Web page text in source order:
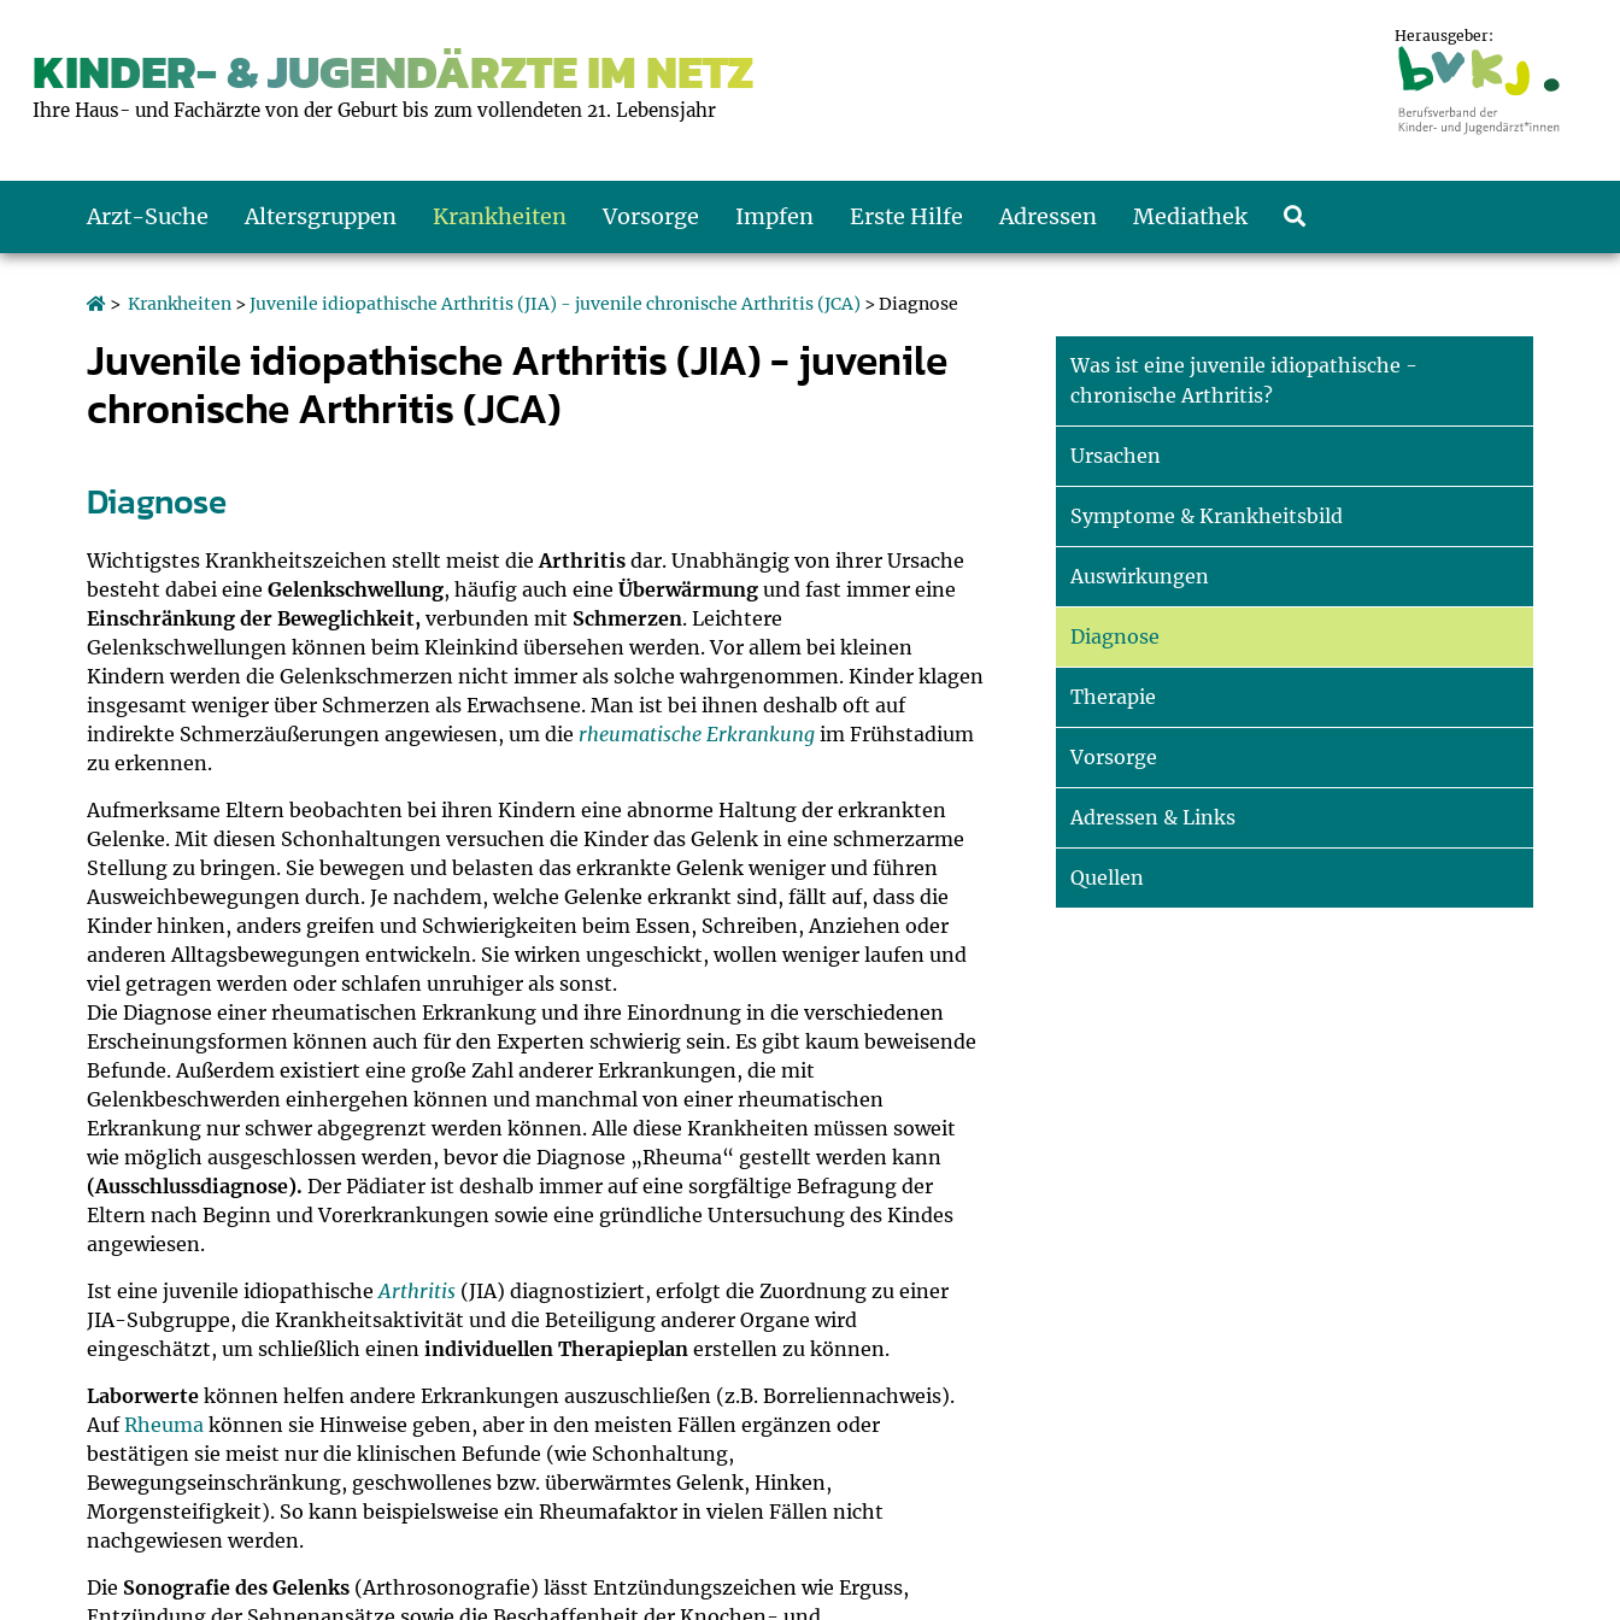
KINDER- & JUGENDÄRZTE IM NETZ
Ihre Haus- und Fachärzte von der Geburt bis zum vollendeten 21. Lebensjahr
Herausgeber:
Arzt-Suche Altersgruppen
Kleinkinder
Schulkinder
Krankheiten Vorsorge
Kleinkind: U7 bis U9
Schulkind: U10 bis U11
Impfen
Impfen: Wann und wie oft?
Was muss man beachten?
Impfsicherheit
Häufige Fragen
Recht auf Impfung
Erste Hilfe
Giftnotruf
Hausapotheke
Notdienste
Adressen
Sozialpädiatrie
Gesundheitsämter
Mediathek
Körpergrößen-Rechner
Blutdruckrechner
Empfehlungen zum Bildschirmmediengebrauch
Hörlexikon
Material zu den Vorsorgen
Broschüren und Informationsflyer
U0-Vorsorge
> Krankheiten >Juvenile idiopathische Arthritis (JIA) - juvenile chronische Arthritis (JCA) > Diagnose
Juvenile idiopathische Arthritis (JIA) - juvenile
chronische Arthritis (JCA)
Diagnose
Wichtigstes Krankheitszeichen stellt meist dieArthritis dar. Unabhängig von ihrer Ursache
besteht dabei eine Gelenkschwellung, häufig auch eine Überwärmung und fast immer eine
Einschränkung der Beweglichkeit, verbunden mit Schmerzen. Leichtere
Gelenkschwellungen können beim Kleinkind übersehen werden. Vor allem bei kleinen
Kindern werden die Gelenkschmerzen nicht immer als solche wahrgenommen. Kinder klagen
insgesamt weniger über Schmerzen als Erwachsene. Man ist bei ihnen deshalb oft auf
indirekte Schmerzäußerungen angewiesen, um die rheumatische Erkrankung im Frühstadium
zu erkennen.
Aufmerksame Eltern beobachten bei ihren Kindern eine abnorme Haltung der erkrankten
Gelenke. Mit diesen Schonhaltungen versuchen die Kinder das Gelenk in eine schmerzarme
Stellung zu bringen. Sie bewegen und belasten das erkrankte Gelenk weniger und führen
Ausweichbewegungen durch. Je nachdem, welche Gelenke erkrankt sind, fällt auf, dass die
Kinder hinken, anders greifen und Schwierigkeiten beim Essen, Schreiben, Anziehen oder
anderen Alltagsbewegungen entwickeln. Sie wirken ungeschickt, wollen weniger laufen und
viel getragen werden oder schlafen unruhiger als sonst.
Die Diagnose einer rheumatischen Erkrankung und ihre Einordnung in die verschiedenen
Erscheinungsformen können auch für den Experten schwierig sein. Es gibt kaum beweisende
Befunde. Außerdem existiert eine große Zahl anderer Erkrankungen, die mit
Gelenkbeschwerden einhergehen können und manchmal von einer rheumatischen
Erkrankung nur schwer abgegrenzt werden können. Alle diese Krankheiten müssen soweit
wie möglich ausgeschlossen werden, bevor die Diagnose „Rheuma“ gestellt werden kann
(Ausschlussdiagnose). Der Pädiater ist deshalb immer auf eine sorgfältige Befragung der
Eltern nach Beginn und Vorerkrankungen sowie eine gründliche Untersuchung des Kindes
angewiesen.
Ist eine juvenile idiopathischeArthritis (JIA) diagnostiziert, erfolgt die Zuordnung zu einer
JIA-Subgruppe, die Krankheitsaktivität und die Beteiligung anderer Organe wird
eingeschätzt, um schließlich einen individuellen Therapieplan erstellen zu können.
Laborwerte können helfen andere Erkrankungen auszuschließen (z.B. Borreliennachweis).
AufRheuma können sie Hinweise geben, aber in den meisten Fällen ergänzen oder
bestätigen sie meist nur die klinischen Befunde (wie Schonhaltung,
Bewegungseinschränkung, geschwollenes bzw. überwärmtes Gelenk, Hinken,
Morgensteifigkeit). So kann beispielsweise ein Rheumafaktor in vielen Fällen nicht
nachgewiesen werden.
Die Sonografie des Gelenks (Arthrosonografie) lässt Entzündungszeichen wie Erguss,
Was ist eine juvenile idiopathische -
chronische Arthritis?
Ursachen
Symptome & Krankheitsbild
Auswirkungen
Diagnose
Therapie
Vorsorge
Adressen & Links
Quellen